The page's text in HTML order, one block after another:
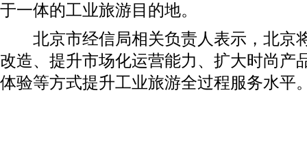
于一体的工业旅游目的地。
北京市经信局相关负责人表示，北京
改造、提升市场化运营能力、扩大时尚产
体验等方式提升工业旅游全过程服务水平